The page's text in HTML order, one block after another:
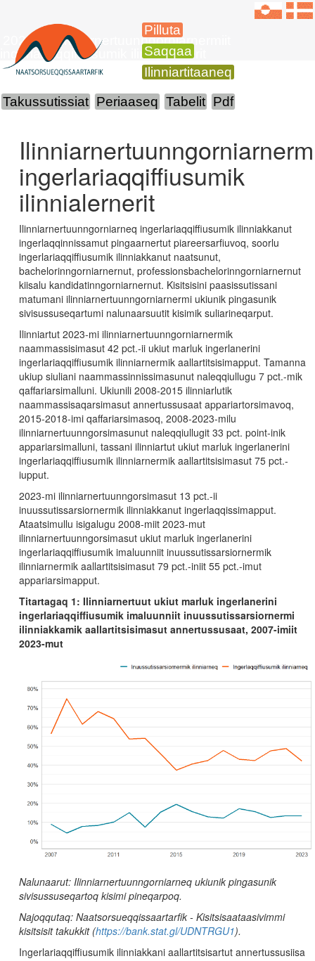
Pilluta
Saqqaa
Ilinniartitaaneq
2023-mi ilinniarnertuunngorniarnermiit
ingerlariaqqiffiusumik ilinnialernerit
Takussutissiat Periaaseq Tabelit Pdf